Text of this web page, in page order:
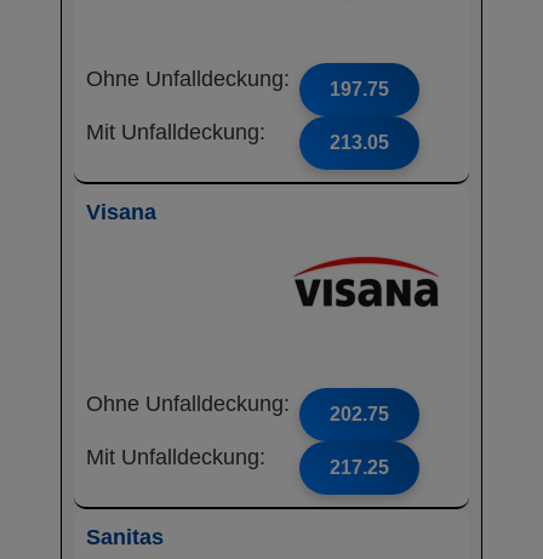
Ohne Unfalldeckung: 197.75
Mit Unfalldeckung: 213.05
Visana
Ohne Unfalldeckung: 202.75
Mit Unfalldeckung: 217.25
Sanitas